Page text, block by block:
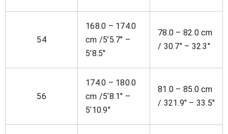
54
168.0 – 174.0
cm /5’5.7″ –
5’8.5″
78.0 – 82.0 cm
/ 30.7″ – 32.3″
56
174.0 – 180.0
cm /5’8.1″ –
5’10.9″
81.0 – 85.0 cm
/ 321.9″ – 33.5″